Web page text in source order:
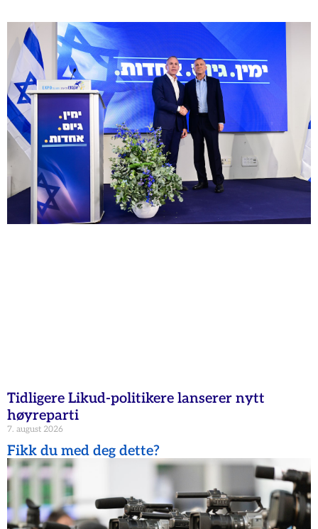
Tidligere Likud-politikere lanserer nytt
høyreparti
7. august 2026
Fikk du med deg dette?